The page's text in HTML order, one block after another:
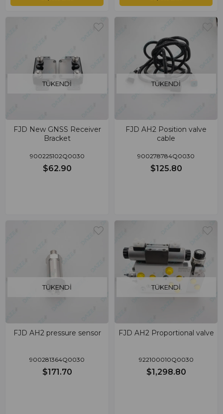
TÜKENDI
FJD New GNSS Receiver
Bracket
900225102Q0030
$62.90
TÜKENDI
FJD AH2 Position valve
cable
900278784Q0030
$125.80
TÜKENDI
FJD AH2 pressure sensor
900281364Q0030
$171.70
TÜKENDI
FJD AH2 Proportional valve
922100010Q0030
$1,298.80